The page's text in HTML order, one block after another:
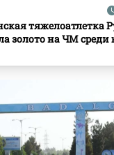
тяжелоатлетка
золото на ЧМ